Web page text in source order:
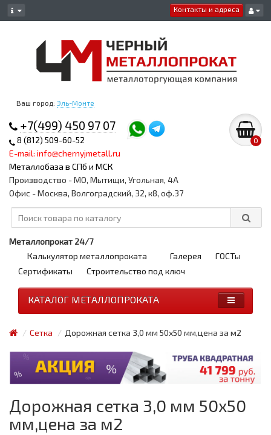
Контакты и адреса
Ваш город: Эль-Монте
+7(499) 450 97 07
8 (812) 509-60-52
E-mail: info@chernyjmetall.ru
Металлобаза в СПб и МСК
0
Производство - МО, Мытищи, Угольная, 4А
Офис - Москва, Волгоградский, 32, к8, оф.37
Металлопрокат 24/7
Калькулятор металлопроката
Галерея
ГОСТы
Сертификаты
Строительство под ключ
КАТАЛОГ МЕТАЛЛОПРОКАТА
Сетка Дорожная сетка 3,0 мм 50х50 мм,цена за м2
Дорожная сетка 3,0 мм 50х50
мм,цена за м2